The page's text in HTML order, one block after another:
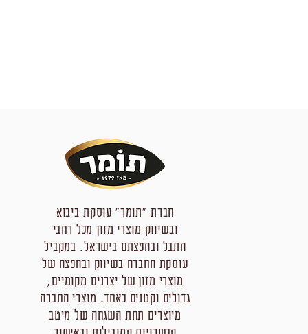
חברת "תומר" עוסקת ביבוא
ובשיווק מוצרי מזון מכל רחבי
התבל ובהפצתם בישראל. במקביל
עוסקת החברה בשיווק ובהפצה של
מוצרי מזון של יצרנים מקומיים,
גדולים וקטנים כאחד. מוצרי החברה
מיוצרים תחת השגחה של מיטב